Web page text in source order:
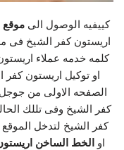
كييفيه الوصول الىموقع
اريستون كفر الشيخ فى
كلمه خدمه عملاء
او توكيل اريستون
الصفحه الاولى من جوجل
كفر الشيخ وفى تللك
كفر الشيخ لتدخل
او الخط الساخن